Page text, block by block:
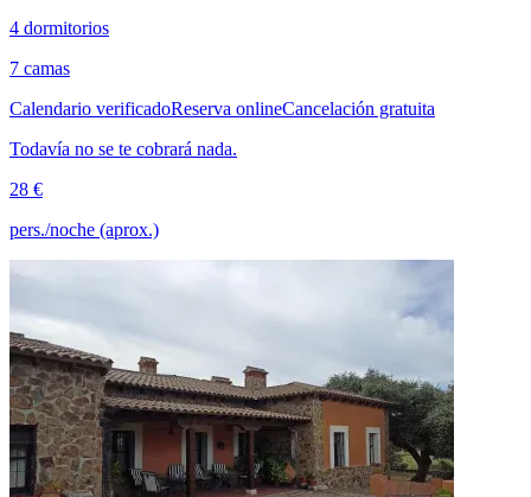
4 dormitorios
7 camas
Calendario verificadoReserva onlineCancelación gratuita
Todavía no se te cobrará nada.
28 €
pers./noche (aprox.)